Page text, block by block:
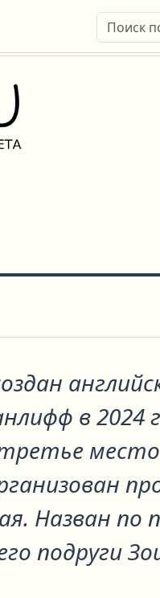
в 2024
место
Назван по
подруги